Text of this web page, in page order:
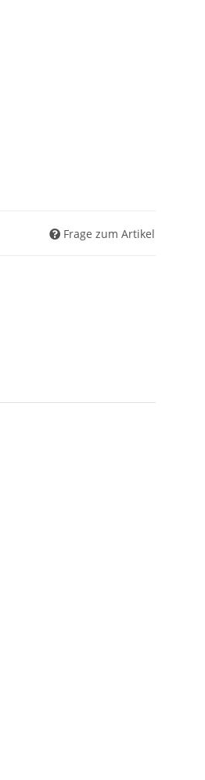
Frage zum Artikel